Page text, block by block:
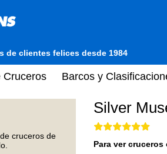
de clientes felices desde 1984
Cruceros Barcos y
cruceros de
Silver
Para ver